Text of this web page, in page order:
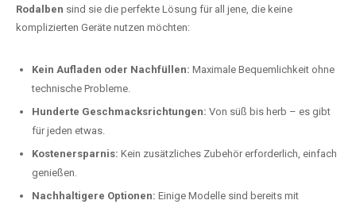
Rodalben sind sie die perfekte Lösung für all jene, die keine
komplizierten Geräte nutzen möchten:
Kein Aufladen oder Nachfüllen: Maximale Bequemlichkeit ohne
technische Probleme.
Hunderte Geschmacksrichtungen: Von süß bis herb – es gibt
für jeden etwas.
Kostenersparnis: Kein zusätzliches Zubehör erforderlich, einfach
genießen.
Nachhaltigere Optionen: Einige Modelle sind bereits mit